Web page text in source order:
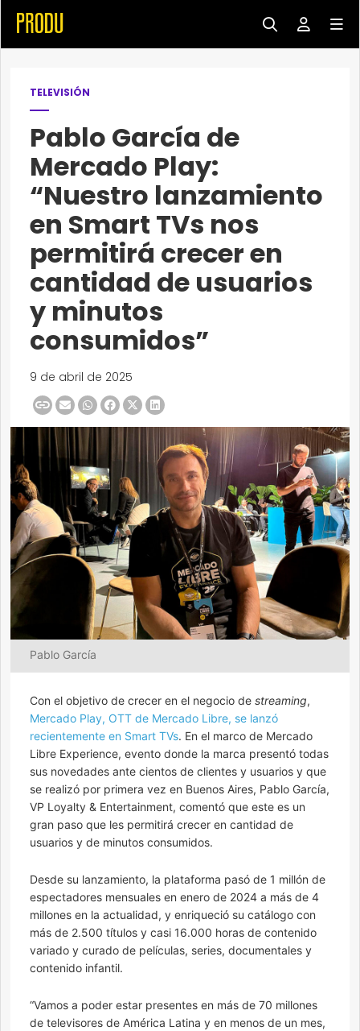
TELEVISIÓN
Pablo García de
Mercado Play:
“Nuestro lanzamiento
en Smart TVs nos
permitirá crecer en
cantidad de usuarios
y minutos
consumidos”
9 de abril de 2025
Pablo García
Con el objetivo de crecer en el negocio de streaming,
Mercado Play, OTT de Mercado Libre, se lanzó
recientemente en Smart TVs. En el marco de Mercado
Libre Experience, evento donde la marca presentó todas
sus novedades ante cientos de clientes y usuarios y que
se realizó por primera vez en Buenos Aires, Pablo García,
VP Loyalty & Entertainment, comentó que este es un
gran paso que les permitirá crecer en cantidad de
usuarios y de minutos consumidos.
Desde su lanzamiento, la plataforma pasó de 1 millón de
espectadores mensuales en enero de 2024 a más de 4
millones en la actualidad, y enriqueció su catálogo con
más de 2.500 títulos y casi 16.000 horas de contenido
variado y curado de películas, series, documentales y
contenido infantil.
“Vamos a poder estar presentes en más de 70 millones
de televisores de América Latina y en menos de un mes,